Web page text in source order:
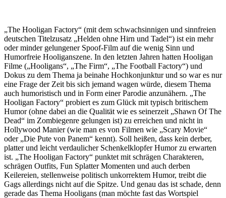
„The Hooligan Factory“ (mit dem schwachsinnigen und sinnfreien
deutschen Titelzusatz „Helden ohne Hirn und Tadel“) ist ein mehr
oder minder gelungener Spoof-Film auf die wenig Sinn und
Humorfreie Hooliganszene. In den letzten Jahren hatten Hooligan
Filme („Hooligans“, „The Firm“, „The Football Factory“) und
Dokus zu dem Thema ja beinahe Hochkonjunktur und so war es nur
eine Frage der Zeit bis sich jemand wagen würde, diesem Thema
auch humoristisch und in Form einer Parodie anzunähern. „The
Hooligan Factory“ probiert es zum Glück mit typisch britischem
Humor (ohne dabei an die Qualität wie es seinerzeit „Shawn Of The
Dead“ im Zombiegenre gelungen ist) zu erreichen und nicht in
Hollywood Manier (wie man es von Filmen wie „Scary Movie“
oder „Die Pute von Panem“ kennt). Soll heißen, dass kein derber,
platter und leicht verdaulicher Schenkelklopfer Humor zu erwarten
ist. „The Hooligan Factory“ punktet mit schrägen Charakteren,
schrägen Outfits, Fun Splatter Momenten und auch derben
Keilereien, stellenweise politisch unkorrektem Humor, treibt die
Gags allerdings nicht auf die Spitze. Und genau das ist schade, denn
gerade das Thema Hooligans (man möchte fast das Wortspiel